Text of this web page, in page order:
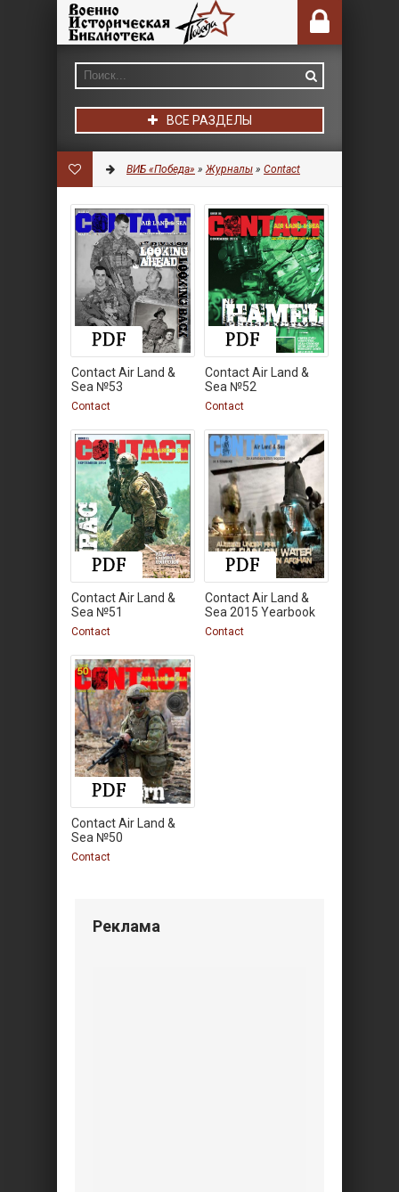
ВСЕ РАЗДЕЛЫ
ВИБ «Победа» »Журналы » Contact
Contact Air Land &
Sea №53
Contact
Contact Air Land &
Sea №52
Contact
Contact Air Land &
Sea №51
Contact
Contact Air Land &
Sea 2015 Yearbook
Contact
Contact Air Land &
Sea №50
Contact
Реклама